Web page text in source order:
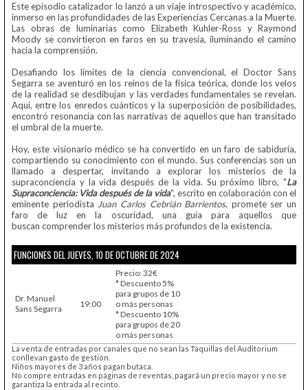
Este episodio catalizador lo lanzó a un viaje introspectivo y académico,
inmerso en las profundidades de las Experiencias Cercanas a la Muerte.
Las obras de luminarias como Elizabeth Kuhler-Ross y Raymond
Moody se convirtieron en faros en su travesía, iluminando el camino
hacia la comprensión.
Desafiando los límites de la ciencia convencional, el Doctor Sans
Segarra se aventuró en los reinos de la física teórica, donde los velos
de la realidad se desdibujan y las verdades fundamentales se revelan.
Aquí, entre los enredos cuánticos y la superposición de posibilidades,
encontró resonancia con las narrativas de aquellos que han transitado
el umbral de la muerte.
Hoy, este visionario médico se ha convertido en un faro de sabiduría,
compartiendo su conocimiento con el mundo. Sus conferencias son un
llamado a despertar, invitando a explorar los misterios de la
supraconciencia y la vida después de la vida. Su próximo libro, "La
Supraconciencia: Vida después de la vida", escrito en colaboración con el
eminente periodistaJuan Carlos Cebrián Barrientos, promete ser un
faro de luz en la oscuridad, una guía para aquellos que
buscan comprender los misterios más profundos de la existencia.
FUNCIONES DEL JUEVES, 10 DE OCTUBRE DE 2024
Dr. Manuel
Sans Segarra
19:00
Precio: 32€
* Descuento 5%
para grupos de 10
o más personas
* Descuento 10%
para grupos de 20
o más personas
La venta de entradas por canales que no sean las Taquillas del Auditorium
conllevan gasto de gestión.
Niños mayores de 3 años pagan butaca.
No compre entradas en páginas de reventas, pagará un precio mayor y no se
garantiza la entrada al recinto.